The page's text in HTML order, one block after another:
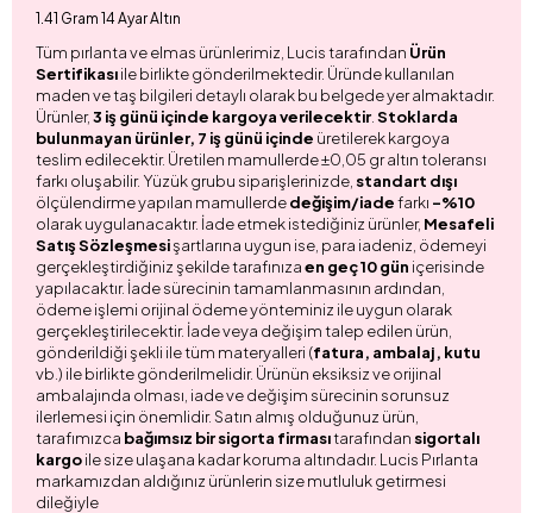
1.41 Gram 14 Ayar Altın
Tüm pırlanta ve elmas ürünlerimiz, Lucis tarafından Ürün
Sertifikasıile birlikte gönderilmektedir. Üründe kullanılan
maden ve taş bilgileri detaylı olarak bu belgede yer almaktadır.
Ürünler,3 iş günü içinde kargoya verilecektir. Stoklarda
bulunmayan ürünler, 7 iş günü içinde üretilerek kargoya
teslim edilecektir. Üretilen mamullerde ±0,05 gr altın toleransı
farkı oluşabilir. Yüzük grubu siparişlerinizde, standart dışı
ölçülendirme yapılan mamullerdedeğişim/iadefarkı -%10
olarak uygulanacaktır. İade etmek istediğiniz ürünler, Mesafeli
Satış Sözleşmesişartlarına uygun ise, para iadeniz, ödemeyi
gerçekleştirdiğiniz şekilde tarafınızaen geç 10 gün içerisinde
yapılacaktır. İade sürecinin tamamlanmasının ardından,
ödeme işlemi orijinal ödeme yönteminiz ile uygun olarak
gerçekleştirilecektir. İade veya değişim talep edilen ürün,
gönderildiği şekli ile tüm materyalleri (fatura, ambalaj, kutu
vb.) ile birlikte gönderilmelidir. Ürünün eksiksiz ve orijinal
ambalajında olması, iade ve değişim sürecinin sorunsuz
ilerlemesi için önemlidir. Satın almış olduğunuz ürün,
tarafımızca bağımsız bir sigorta firmasıtarafından sigortalı
kargoile size ulaşana kadar koruma altındadır. Lucis Pırlanta
markamızdan aldığınız ürünlerin size mutluluk getirmesi
dileğiyle